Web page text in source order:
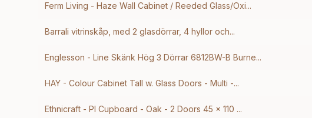
Ferm Living - Haze Wall Cabinet / Reeded Glass/Oxi...
Barrali vitrinskåp, med 2 glasdörrar, 4 hyllor och...
Englesson - Line Skänk Hög 3 Dörrar 6812BW-B Burne...
HAY - Colour Cabinet Tall w. Glass Doors - Multi -...
Ethnicraft - PI Cupboard - Oak - 2 Doors 45 x 110 ...